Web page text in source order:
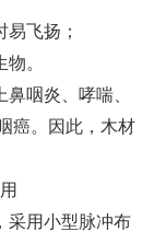
飞扬；
。
咽炎、哮喘、
癌。因此，木材
采用小型脉冲布